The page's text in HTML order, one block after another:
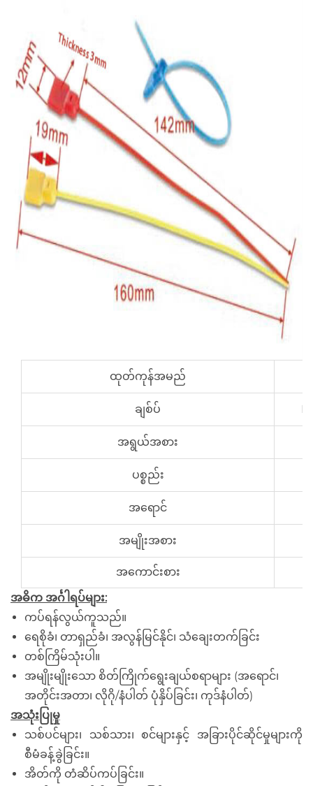
ထုတ်ကုန်အမည်
ချစ်ပ်
အရွယ်အစား
ပစ္စည်း
အရောင်
အမျိုးအစား
အကောင်းစား
အဓိက အင်္ဂါရပ်များ:
ကပ်ရန်လွယ်ကူသည်။
ရေစိုခံ၊ တာရှည်ခံ၊ အလွန်မြင်နိုင်၊ သံချေးတက်ခြင်း
တစ်ကြိမ်သုံးပါ။
အမျိုးမျိုးသော စိတ်ကြိုက်ရွေးချယ်စရာများ (အရောင်၊
အတိုင်းအတာ၊ လိုဂို/နံပါတ် ပုံနှိပ်ခြင်း၊ ကုဒ်နံပါတ်)
အသုံးပြုမှု
သစ်ပင်များ၊ သစ်သား၊ စင်များနှင့် အခြားပိုင်ဆိုင်မှုများကို
စီမံခန့်ခွဲခြင်း။
အိတ်ကို တံဆိပ်ကပ်ခြင်း။